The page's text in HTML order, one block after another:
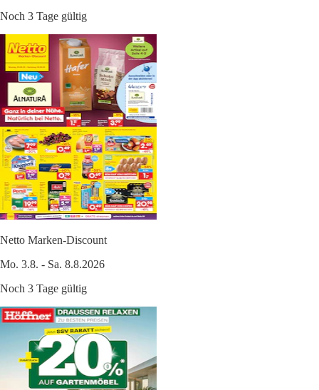
Noch 3 Tage gültig
Netto Marken-Discount
Mo. 3.8. - Sa. 8.8.2026
Noch 3 Tage gültig